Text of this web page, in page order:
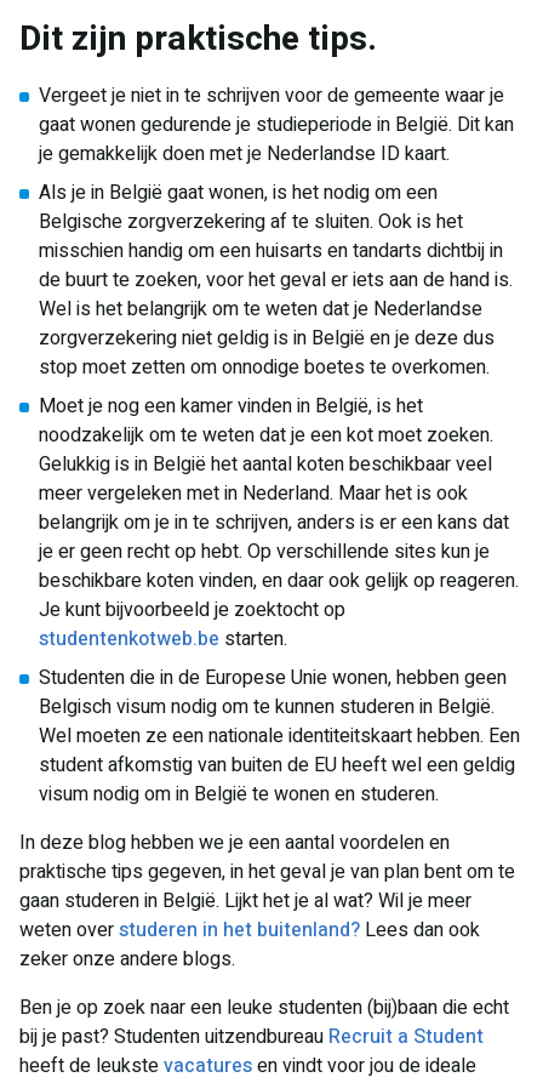
Dit zijn praktische tips.
Vergeet je niet in te schrijven voor de gemeente waar je
gaat wonen gedurende je studieperiode in België. Dit kan
je gemakkelijk doen met je Nederlandse ID kaart.
Als je in België gaat wonen, is het nodig om een
Belgische zorgverzekering af te sluiten. Ook is het
misschien handig om een huisarts en tandarts dichtbij in
de buurt te zoeken, voor het geval er iets aan de hand is.
Wel is het belangrijk om te weten dat je Nederlandse
zorgverzekering niet geldig is in België en je deze dus
stop moet zetten om onnodige boetes te overkomen.
Moet je nog een kamer vinden in België, is het
noodzakelijk om te weten dat je een kot moet zoeken.
Gelukkig is in België het aantal koten beschikbaar veel
meer vergeleken met in Nederland. Maar het is ook
belangrijk om je in te schrijven, anders is er een kans dat
je er geen recht op hebt. Op verschillende sites kun je
beschikbare koten vinden, en daar ook gelijk op reageren.
Je kunt bijvoorbeeld je zoektocht op
studentenkotweb.be starten.
Studenten die in de Europese Unie wonen, hebben geen
Belgisch visum nodig om te kunnen studeren in België.
Wel moeten ze een nationale identiteitskaart hebben. Een
student afkomstig van buiten de EU heeft wel een geldig
visum nodig om in België te wonen en studeren.
In deze blog hebben we je een aantal voordelen en
praktische tips gegeven, in het geval je van plan bent om te
gaan studeren in België. Lijkt het je al wat? Wil je meer
weten overstuderen in het buitenland? Lees dan ook
zeker onze andere blogs.
Ben je op zoek naar een leuke studenten (bij)baan die echt
bij je past? Studenten uitzendbureau Recruit a Student
heeft de leukstevacaturesen vindt voor jou de ideale